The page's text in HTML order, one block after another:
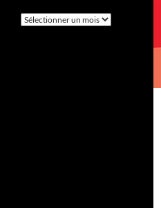
Retrouver